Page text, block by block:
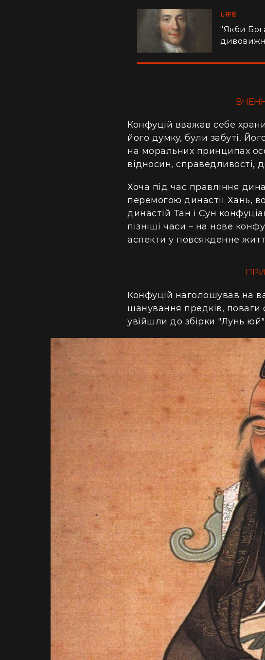
LIFE
"Якби
Конфуцій вважав себе
його думку, були забуті.
на моральних принципах
відносин, справедливості,
Хоча під час правління
перемогою династії Хань,
династій Тан і Сун
пізніші часи – на нове
аспекти у повсякденне
Конфуцій наголошував на
шанування предків, поваги
увійшли до збірки "Лунь